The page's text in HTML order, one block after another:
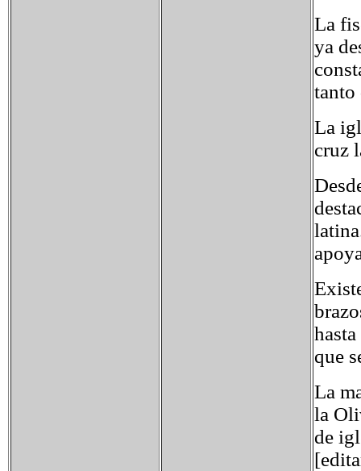
La
ya
tanto
La
cruz
que
La
la
de